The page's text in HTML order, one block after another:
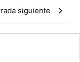
siguiente